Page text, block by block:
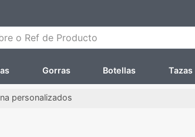
o Ref de Producto
Gorras Botellas Tazas
personalizados